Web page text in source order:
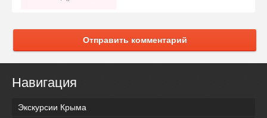
Отправить комментарий
Навигация
Экскурсии Крыма